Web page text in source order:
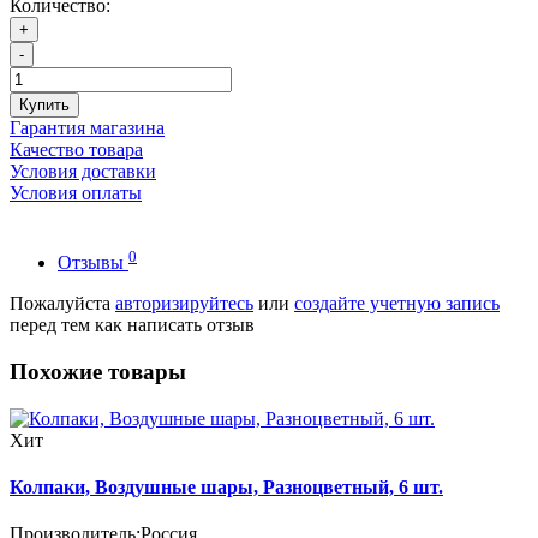
Количество:
+
-
Купить
Гарантия магазина
Качество товара
Условия доставки
Условия оплаты
Отзывы 0
Пожалуйста авторизируйтесь или создайте учетную запись
перед тем как написать отзыв
Похожие товары
Хит
Колпаки, Воздушные шары, Разноцветный, 6 шт.
Производитель:Россия